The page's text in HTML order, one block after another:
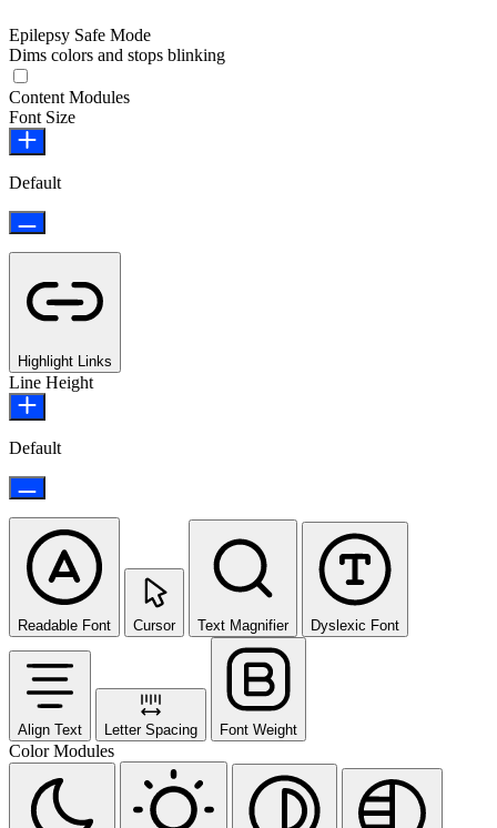
Epilepsy Safe Mode
Dims colors and stops blinking
Content Modules
Font Size
Default
Highlight Links
Line Height
Default
Readable Font Cursor Text Magnifier Dyslexic Font
Align Text Letter Spacing Font Weight
Color Modules